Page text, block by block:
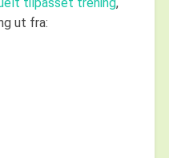
ut fra: